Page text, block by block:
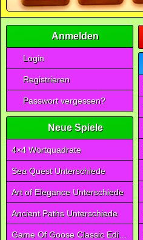
Anmelden
Login
Registrieren
Passwort vergessen?
Neue Spiele
4×4 Wortquadrate
Sea Quest Unterschiede
Art of Elegance Unterschiede
Ancient Paths Unterschiede
Game Of Goose Classic Edition